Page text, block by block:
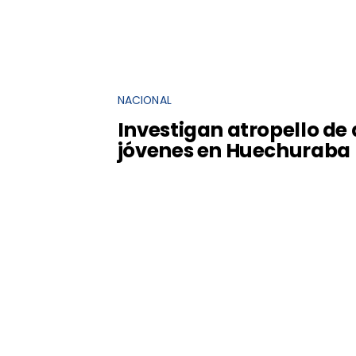
NACIONAL
Investigan atropello de
jóvenes en Huechuraba